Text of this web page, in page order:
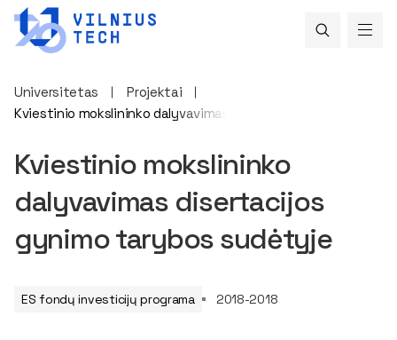
Universitetas
Projektai
Kviestinio mokslininko dalyvavimas disertacijos gynimo
Kviestinio mokslininko
dalyvavimas disertacijos
gynimo tarybos sudėtyje
ES fondų investicijų programa 2018-2018